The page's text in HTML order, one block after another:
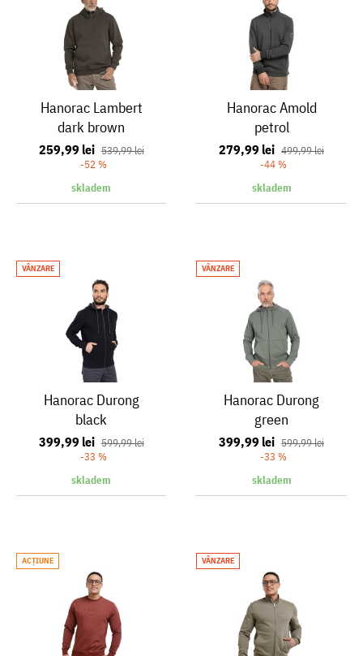
Hanorac Lambert
dark brown
259,99 lei 539,99 lei
-52 %
skladem
Hanorac Amold
petrol
279,99 lei 499,99 lei
-44 %
skladem
VÂNZARE
Hanorac Durong
black
399,99 lei 599,99 lei
-33 %
skladem
VÂNZARE
Hanorac Durong
green
399,99 lei 599,99 lei
-33 %
skladem
ACŢIUNE VÂNZARE